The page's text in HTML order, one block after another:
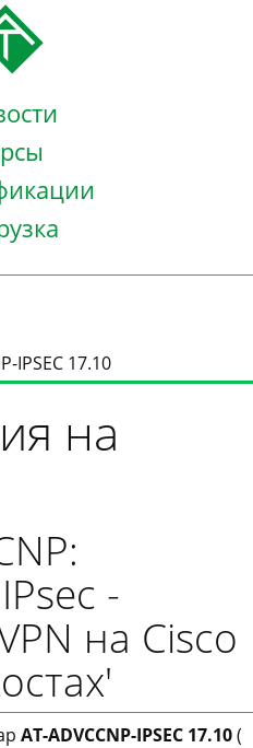
IPSEC 17.10
на
-
на Cisco
AT-ADVCCNP-IPSEC 17.10(